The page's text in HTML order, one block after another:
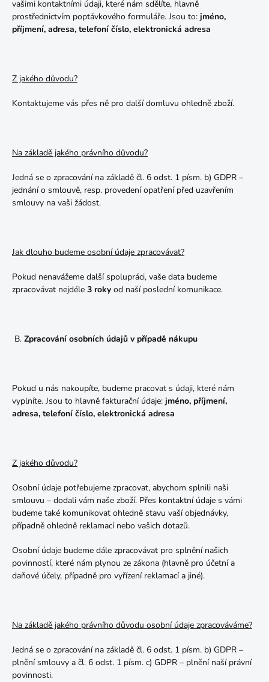
vašimi kontaktními údaji, které nám sdělíte, hlavně
prostřednictvím poptávkového formuláře. Jsou to: jméno,
příjmení, adresa, telefoní číslo, elektronická adresa
Z jakého důvodu?
Kontaktujeme vás přes ně pro další domluvu ohledně zboží.
Na základě jakého právního důvodu?
Jedná se o zpracování na základě čl. 6 odst. 1 písm. b) GDPR –
jednání o smlouvě, resp. provedení opatření před uzavřením
smlouvy na vaši žádost.
Jak dlouho budeme osobní údaje zpracovávat?
Pokud nenavážeme další spolupráci, vaše data budeme
zpracovávat nejdéle 3 roky od naší poslední komunikace.
B. Zpracování osobních údajů v případě nákupu
Pokud u nás nakoupíte, budeme pracovat s údaji, které nám
vyplníte. Jsou to hlavně fakturační údaje: jméno, příjmení,
adresa, telefoní číslo, elektronická adresa
Z jakého důvodu?
Osobní údaje potřebujeme zpracovat, abychom splnili naši
smlouvu – dodali vám naše zboží. Přes kontaktní údaje s vámi
budeme také komunikovat ohledně stavu vaší objednávky,
případně ohledně reklamací nebo vašich dotazů.
Osobní údaje budeme dále zpracovávat pro splnění našich
povinností, které nám plynou ze zákona (hlavně pro účetní a
daňové účely, případně pro vyřízení reklamací a jiné).
Na základě jakého právního důvodu osobní údaje zpracováváme?
Jedná se o zpracování na základě čl. 6 odst. 1 písm. b) GDPR –
plnění smlouvy a čl. 6 odst. 1 písm. c) GDPR – plnění naší právní
povinnosti.